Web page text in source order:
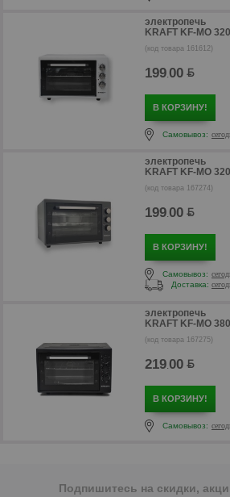
электропечь
KRAFT KF-MO
(код товара 161612)
199.00
В КОРЗИНУ!
Самовывоз:
электропечь
KRAFT KF-MO
(код товара 167274)
199.00
В КОРЗИНУ!
Самовывоз:
Доставка:
электропечь
KRAFT KF-MO
(код товара 167275)
219.00
В КОРЗИНУ!
Самовывоз:
Подпишитесь на скидки,